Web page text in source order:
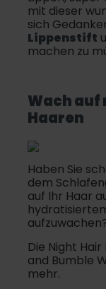
mit dieser
sich
Lippenstift
machen zu
Wach
Haaren
Haben Sie
dem
auf Ihr Haar
Die Night
and Bumble
mehr.